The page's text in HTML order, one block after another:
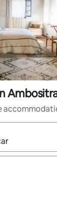
zijn,